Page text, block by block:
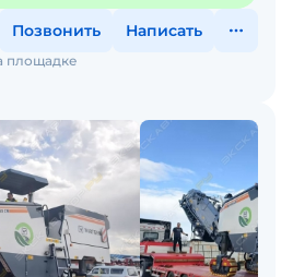
Позвонить Написать
площадке